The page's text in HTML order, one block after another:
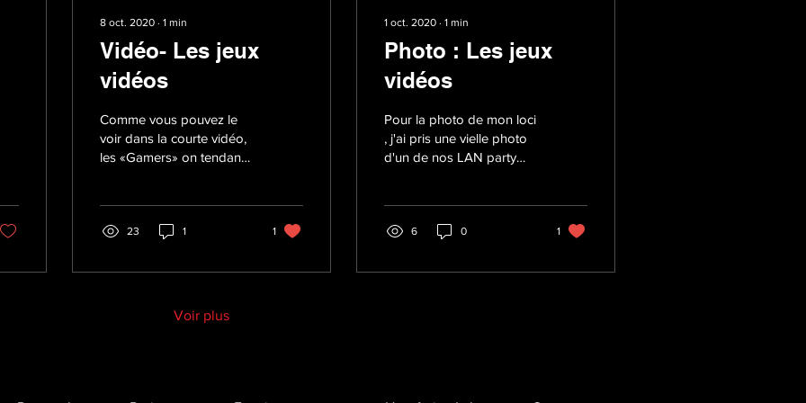
8 oct. 2020 ∙ 1 min
Vidéo- Les jeux
vidéos
Comme vous pouvez le
voir dans la courte vidéo,
les «Gamers» on tendance
23 1 1
1 oct. 2020 ∙ 1 min
Photo : Les jeux
vidéos
Pour la photo de mon loci
, j'ai pris une vielle photo
d'un de nos LAN party
6 0 1
Voir plus